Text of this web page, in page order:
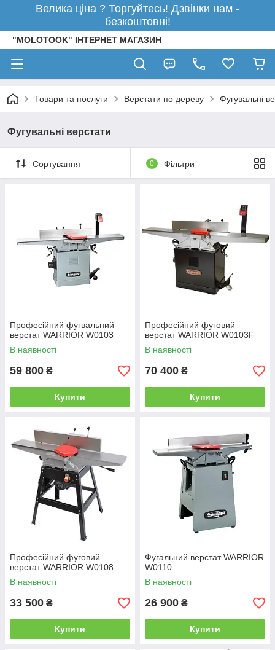
Велика ціна ? Торгуйтесь! Дзвінки нам -
безкоштовні!
"MOLOTOOK" ІНТЕРНЕТ МАГАЗИН
Товари та послуги Верстати по дереву Фугувальні
Фугувальні верстати
Сортування 0 Фільтри
Професійний фугвальний
верстат WARRIOR W0103
В наявності
59 800 ₴
Купити
Професійний фуговий
верстат WARRIOR W0103F
В наявності
70 400 ₴
Купити
Професійний фуговий
верстат WARRIOR W0108
В наявності
33 500 ₴
Купити
Фугальний верстат WARRIOR
W0110
В наявності
26 900 ₴
Купити